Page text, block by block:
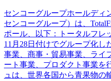
センコーグループホールディ
センコーグループ）は、
ポール、以下：トータルフレ
11月28日付けでグループ化し
事業、商事・貿易事業、ライ
ート事業、プロダクト事業を
ュは、世界各国から青果物の